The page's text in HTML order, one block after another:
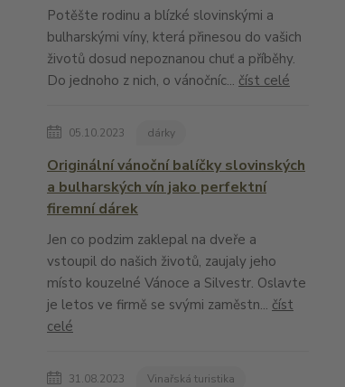
Potěšte rodinu a blízké slovinskými a
bulharskými víny, která přinesou do vašich
životů dosud nepoznanou chuť a příběhy.
Do jednoho z nich, o vánočníc... číst celé
05.10.2023 dárky
Originální vánoční balíčky slovinských
a bulharských vín jako perfektní
firemní dárek
Jen co podzim zaklepal na dveře a
vstoupil do našich životů, zaujaly jeho
místo kouzelné Vánoce a Silvestr. Oslavte
je letos ve firmě se svými zaměstn... číst
celé
31.08.2023 Vinařská turistika